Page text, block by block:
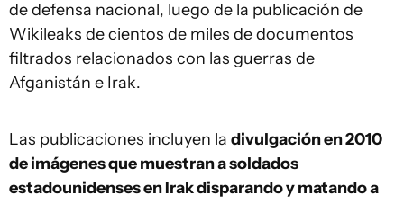
de defensa nacional, luego de la publicación de
Wikileaks de cientos de miles de documentos
filtrados relacionados con las guerras de
Afganistán e Irak.
Las publicaciones incluyen la divulgación en 2010
de imágenes que muestran a soldados
estadounidenses en Irak disparando y matando a